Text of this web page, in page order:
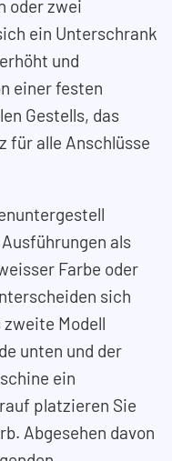
oder zwei
ein Unterschrank
und
einer festen
Gestells, das
für alle Anschlüsse
als
Farbe oder
sich
Modell
unten und der
ein
platzieren Sie
Abgesehen davon